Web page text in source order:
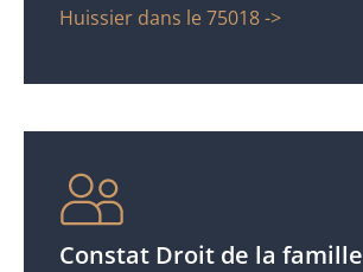
Huissier dans le 75018 ->
Constat Droit de la famille